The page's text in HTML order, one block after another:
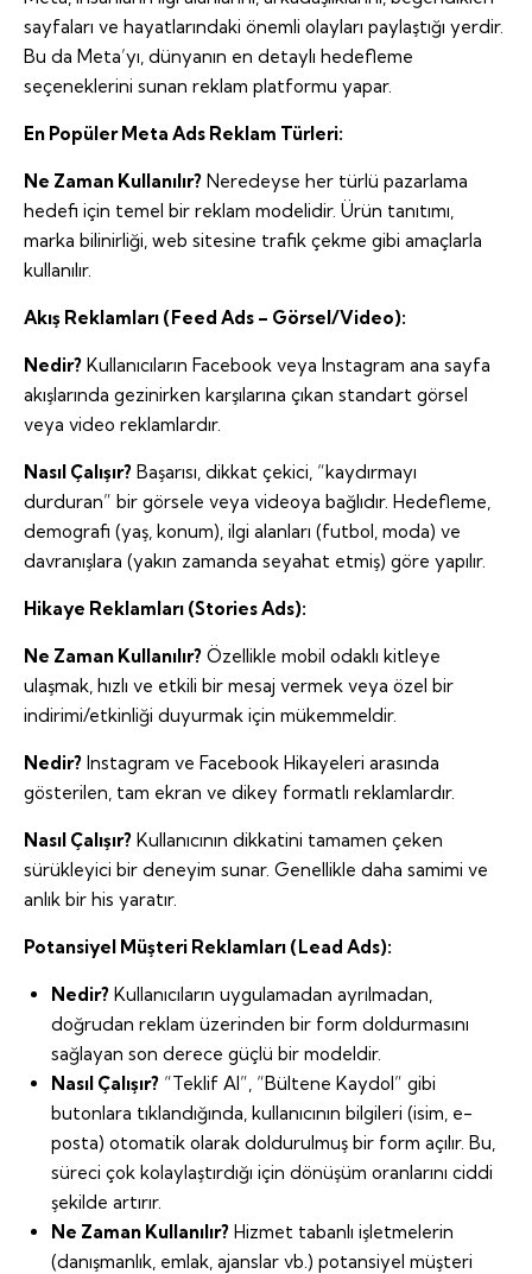
sayfaları ve hayatlarındaki önemli olayları paylaştığı yerdir.
Bu da Meta’yı, dünyanın en detaylı hedefleme
seçeneklerini sunan reklam platformu yapar.
En Popüler Meta Ads Reklam Türleri:
Ne Zaman Kullanılır? Neredeyse her türlü pazarlama
hedefi için temel bir reklam modelidir. Ürün tanıtımı,
marka bilinirliği, web sitesine trafik çekme gibi amaçlarla
kullanılır.
Akış Reklamları (Feed Ads – Görsel/Video):
Nedir? Kullanıcıların Facebook veya Instagram ana sayfa
akışlarında gezinirken karşılarına çıkan standart görsel
veya video reklamlardır.
Nasıl Çalışır? Başarısı, dikkat çekici, “kaydırmayı
durduran” bir görsele veya videoya bağlıdır. Hedefleme,
demografi (yaş, konum), ilgi alanları (futbol, moda) ve
davranışlara (yakın zamanda seyahat etmiş) göre yapılır.
Hikaye Reklamları (Stories Ads):
Ne Zaman Kullanılır? Özellikle mobil odaklı kitleye
ulaşmak, hızlı ve etkili bir mesaj vermek veya özel bir
indirimi/etkinliği duyurmak için mükemmeldir.
Nedir? Instagram ve Facebook Hikayeleri arasında
gösterilen, tam ekran ve dikey formatlı reklamlardır.
Nasıl Çalışır? Kullanıcının dikkatini tamamen çeken
sürükleyici bir deneyim sunar. Genellikle daha samimi ve
anlık bir his yaratır.
Potansiyel Müşteri Reklamları (Lead Ads):
Nedir?Kullanıcıların uygulamadan ayrılmadan,
doğrudan reklam üzerinden bir form doldurmasını
sağlayan son derece güçlü bir modeldir.
Nasıl Çalışır?“Teklif Al”, “Bültene Kaydol” gibi
butonlara tıklandığında, kullanıcının bilgileri (isim, e-
posta) otomatik olarak doldurulmuş bir form açılır. Bu,
süreci çok kolaylaştırdığı için dönüşüm oranlarını ciddi
şekilde artırır.
Ne Zaman Kullanılır?Hizmet tabanlı işletmelerin
(danışmanlık, emlak, ajanslar vb.) potansiyel müşteri